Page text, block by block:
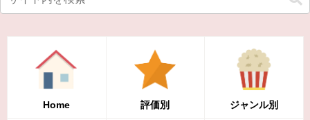
Home 評価別 ジャンル別